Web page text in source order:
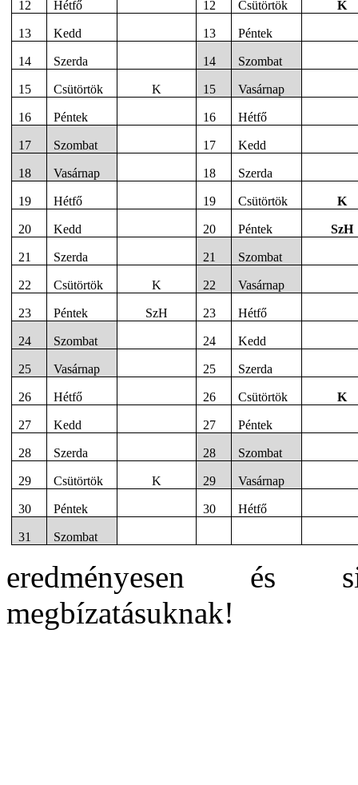
12 Hétfő 12 Csütörtök K
13 Kedd 13 Péntek
14 Szerda 14 Szombat
15 Csütörtök K 15 Vasárnap
16 Péntek 16 Hétfő
17 Szombat 17 Kedd
18 Vasárnap 18 Szerda
19 Hétfő 19 Csütörtök K
20 Kedd 20 Péntek SzH
21 Szerda 21 Szombat
22 Csütörtök K 22 Vasárnap
23 Péntek SzH 23 Hétfő
24 Szombat 24 Kedd
25 Vasárnap 25 Szerda
26 Hétfő 26 Csütörtök K
27 Kedd 27 Péntek
28 Szerda 28 Szombat
29 Csütörtök K 29 Vasárnap
30 Péntek 30 Hétfő
31 Szombat
eredményesen és
megbízatásuknak!